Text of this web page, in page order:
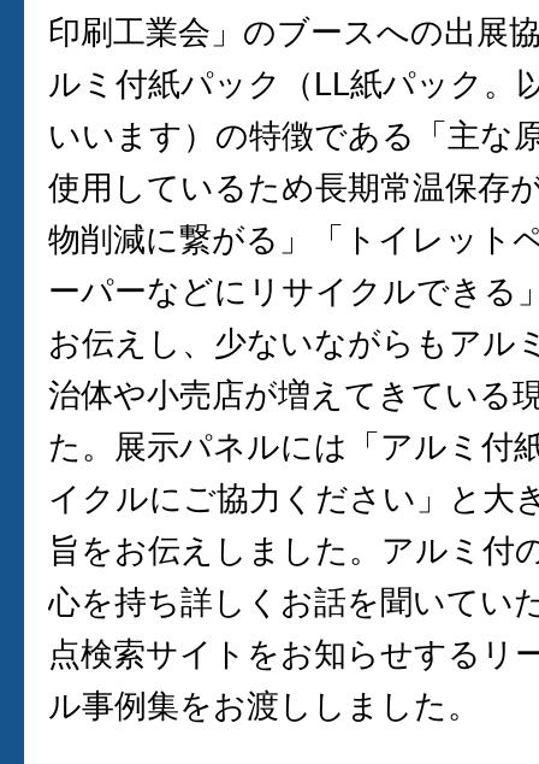
印刷工業会」のブースへの出展
ルミ付紙パック（LL紙パック。
いいます）の特徴である「主な
使用しているため長期常温保存
物削減に繋がる」「トイレット
ーパーなどにリサイクルできる
お伝えし、少ないながらもアル
治体や小売店が増えてきている
た。展示パネルには「アルミ付
イクルにご協力ください」と大
旨をお伝えしました。アルミ付
心を持ち詳しくお話を聞いてい
点検索サイトをお知らせするリ
ル事例集をお渡ししました。